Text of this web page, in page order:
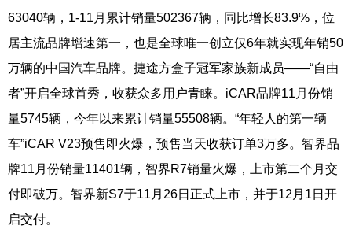
63040辆，1-11月累计销量502367辆，同比增长83.9%，位
居主流品牌增速第一，也是全球唯一创立仅6年就实现年销50
万辆的中国汽车品牌。捷途方盒子冠军家族新成员——“自由
者”开启全球首秀，收获众多用户青睐。iCAR品牌11月份销
量5745辆，今年以来累计销量55508辆。“年轻人的第一辆
车”iCAR V23预售即火爆，预售当天收获订单3万多。智界品
牌11月份销量11401辆，智界R7销量火爆，上市第二个月交
付即破万。智界新S7于11月26日正式上市，并于12月1日开
启交付。